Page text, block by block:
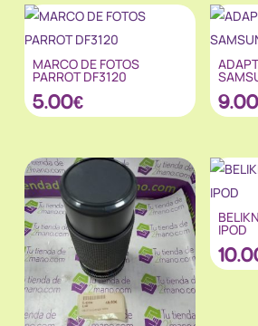
MARCO DE FOTOS
PARROT DF3120
5.00€
IPOD